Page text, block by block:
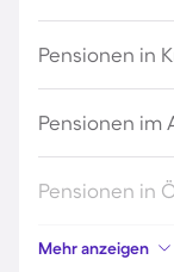
Pensionen in
Pensionen im
Pensionen in
Pensionen in
Mehr anzeigen